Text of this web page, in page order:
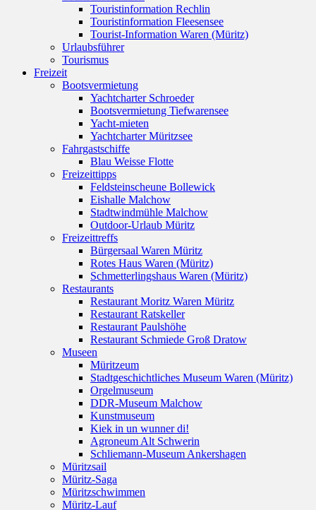
Touristinformation Rechlin
Touristinformation Fleesensee
Tourist-Information Waren (Müritz)
Urlaubsführer
Tourismus
Freizeit
Bootsvermietung
Yachtcharter Schroeder
Bootsvermietung Tiefwarensee
Yacht-mieten
Yachtcharter Müritzsee
Fahrgastschiffe
Blau Weisse Flotte
Freizeittipps
Feldsteinscheune Bollewick
Eishalle Malchow
Stadtwindmühle Malchow
Outdoor-Urlaub Müritz
Freizeittreffs
Bürgersaal Waren Müritz
Rotes Haus Waren (Müritz)
Schmetterlingshaus Waren (Müritz)
Restaurants
Restaurant Moritz Waren Müritz
Restaurant Ratskeller
Restaurant Paulshöhe
Restaurant Schmiede Groß Dratow
Museen
Müritzeum
Stadtgeschichtliches Museum Waren (Müritz)
Orgelmuseum
DDR-Museum Malchow
Kunstmuseum
Kiek in un wunner di!
Agroneum Alt Schwerin
Schliemann-Museum Ankershagen
Müritzsail
Müritz-Saga
Müritzschwimmen
Müritz-Lauf